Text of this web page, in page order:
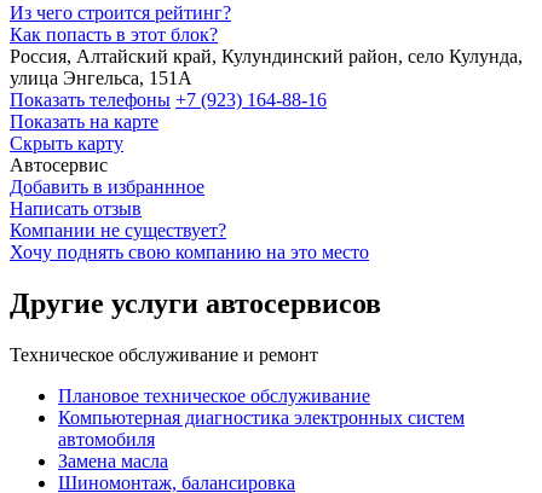
Из чего строится рейтинг?
Как попасть в этот блок?
Россия, Алтайский край, Кулундинский район, село Кулунда,
улица Энгельса, 151А
Показать телефоны +7 (923) 164-88-16
Показать на карте
Скрыть карту
Автосервис
Добавить в избраннное
Написать отзыв
Компании не существует?
Хочу поднять свою компанию на это место
Другие услуги автосервисов
Техническое обслуживание и ремонт
Плановое техническое обслуживание
Компьютерная диагностика электронных систем
автомобиля
Замена масла
Шиномонтаж, балансировка